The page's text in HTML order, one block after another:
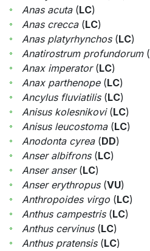
Anas acuta(LC)
Anas crecca(LC)
Anas platyrhynchos(LC)
Anatirostrum profundorum(
Anax imperator(LC)
Anax parthenope(LC)
Ancylus fluviatilis(LC)
Anisus kolesnikovi(LC)
Anisus leucostoma(LC)
Anodonta cyrea(DD)
Anser albifrons(LC)
Anser anser(LC)
Anser erythropus(VU)
Anthropoides virgo (LC)
Anthus campestris(LC)
Anthus cervinus(LC)
Anthus pratensis(LC)